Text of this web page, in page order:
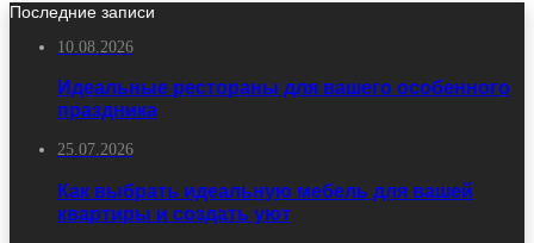
Последние записи
10.08.2026
Идеальные рестораны для вашего особенного
праздника
25.07.2026
Как выбрать идеальную мебель для вашей
квартиры и создать уют